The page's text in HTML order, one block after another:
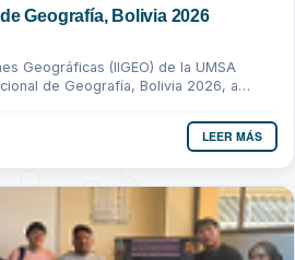
Geografía, Bolivia 2026
Geográficas (IIGEO) de la UMSA
de Geografía, Bolivia 2026, a
LEER MÁS